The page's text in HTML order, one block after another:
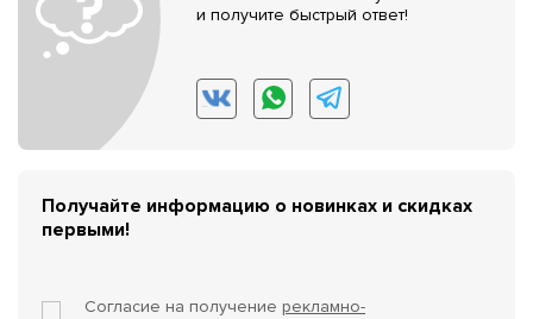
и получите быстрый ответ!
Получайте информацию о новинках и скидках
первыми!
Согласие на получение рекламно-